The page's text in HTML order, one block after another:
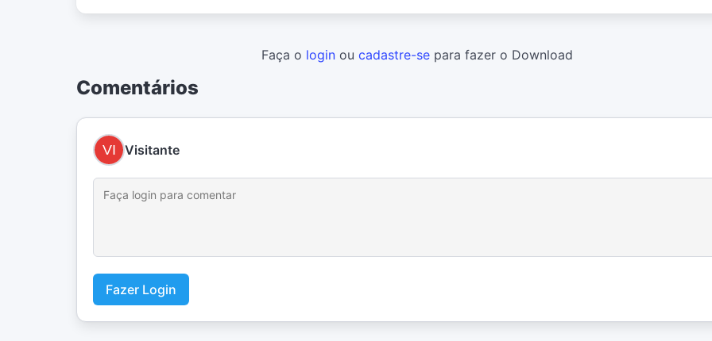
Faça o login ou cadastre-se para fazer o Download
Comentários
Visitante
Fazer Login